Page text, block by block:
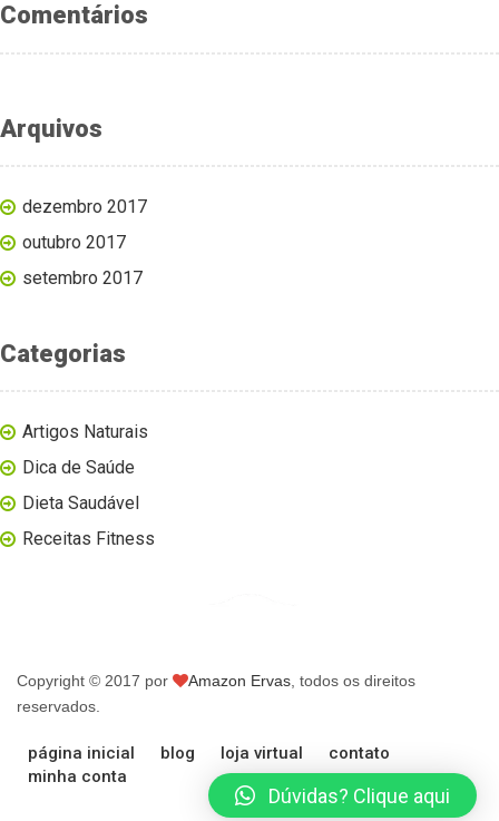
Comentários
Arquivos
dezembro 2017
outubro 2017
setembro 2017
Categorias
Artigos Naturais
Dica de Saúde
Dieta Saudável
Receitas Fitness
Copyright © 2017 por Amazon Ervas , todos os direitos
reservados.
página inicial blog loja virtual
contato
minha conta
Dúvidas? Clique aqui